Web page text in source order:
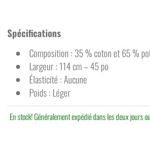
Spécifications
Composition : 35 % coton et 65 %
Largeur : 114 cm – 45 po
Élasticité : Aucune
Poids : Léger
En stock! Généralement expédié dans les deux jours